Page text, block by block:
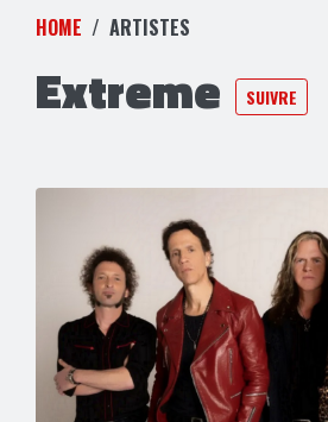
HOME ARTISTES
Extreme SUIVRE